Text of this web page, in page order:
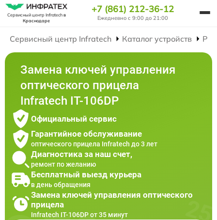
Сервисный центр Infratechв
Краснодаре
+7 (861) 212-36-12
Ежедневно с 9:00 до 21:00
Сервисный центр Infratech Каталог устройств
Замена ключей управления
оптического прицела
Infratech IT-106DP
Официальный сервис
Гарантийное обслуживание
оптического прицела Infratech до 3 лет
Диагностика за наш счет,
ремонт по желанию
Бесплатный выезд курьера
в день обращения
Замена ключей управления оптического
прицела
Infratech IT-106DP от 35 минут